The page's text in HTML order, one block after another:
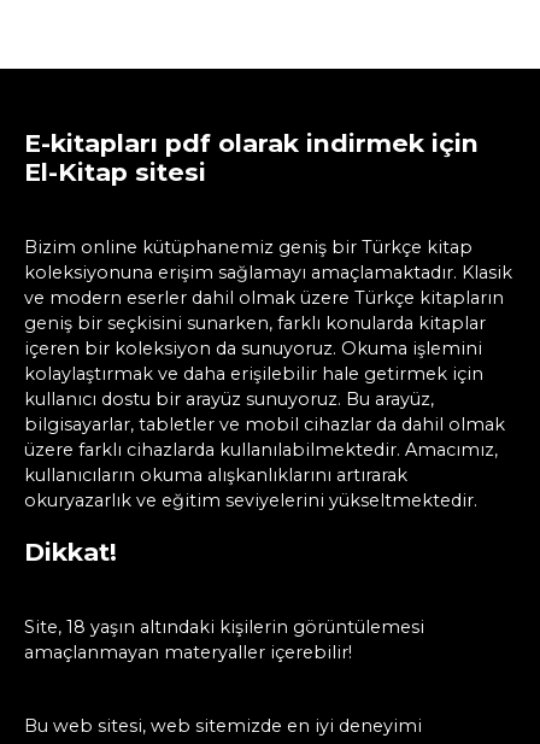
E-kitapları pdf olarak indirmek için
El-Kitap sitesi
Bizim online kütüphanemiz geniş bir Türkçe kitap
koleksiyonuna erişim sağlamayı amaçlamaktadır. Klasik
ve modern eserler dahil olmak üzere Türkçe kitapların
geniş bir seçkisini sunarken, farklı konularda kitaplar
içeren bir koleksiyon da sunuyoruz. Okuma işlemini
kolaylaştırmak ve daha erişilebilir hale getirmek için
kullanıcı dostu bir arayüz sunuyoruz. Bu arayüz,
bilgisayarlar, tabletler ve mobil cihazlar da dahil olmak
üzere farklı cihazlarda kullanılabilmektedir. Amacımız,
kullanıcıların okuma alışkanlıklarını artırarak
okuryazarlık ve eğitim seviyelerini yükseltmektedir.
Dikkat!
Site, 18 yaşın altındaki kişilerin görüntülemesi
amaçlanmayan materyaller içerebilir!
Bu web sitesi, web sitemizde en iyi deneyimi